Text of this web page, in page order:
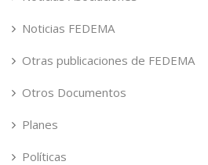
Noticias FEDEMA
Otras publicaciones de FEDEMA
Otros Documentos
Planes
Políticas